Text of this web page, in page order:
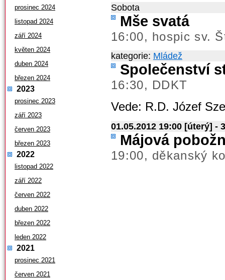
prosinec 2024
listopad 2024
září 2024
květen 2024
duben 2024
březen 2024
2023
prosinec 2023
září 2023
červen 2023
březen 2023
2022
listopad 2022
září 2022
červen 2022
duben 2022
březen 2022
leden 2022
2021
prosinec 2021
červen 2021
Sobota
Mše svatá
16:00, hospic sv.
kategorie: Mládež
Společenství
16:30, DDKT
Vede: R.D. Józef
01.05.2012 19:00 [úterý] -
Májová
19:00, děkanský